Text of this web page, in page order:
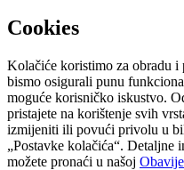
Cookies
Kolačiće koristimo za obradu i
bismo osigurali punu
moguće korisničko iskustvo.
pristajete na korištenje svih
izmijeniti ili povući privolu u
„Postavke kolačića“. Detaljne
možete pronaći u našoj